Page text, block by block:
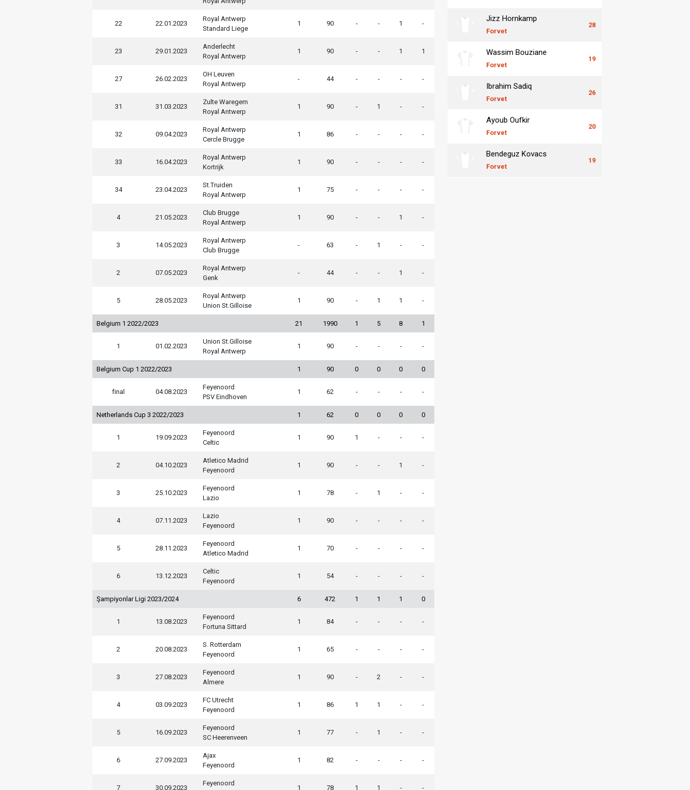
22 22.01.2023
Royal Antwerp
Standard Liege
1 90 - - 1 -
23 29.01.2023
Anderlecht
Royal Antwerp
1 90 - - 1 1
27 26.02.2023
OH Leuven
Royal Antwerp
- 44 - - - -
31 31.03.2023
Zulte Waregem
Royal Antwerp
1 90 - 1 - -
32 09.04.2023
Royal Antwerp
Cercle Brugge
1 86 - - - -
33 16.04.2023
Royal Antwerp
Kortrijk
1 90 - - - -
34 23.04.2023
St.Truiden
Royal Antwerp
1 75 - - - -
4 21.05.2023
Club Brugge
Royal Antwerp
1 90 - - 1 -
3 14.05.2023
Royal Antwerp
Club Brugge
- 63 - 1 - -
2 07.05.2023
Royal Antwerp
Genk
- 44 - - 1 -
5 28.05.2023
Royal Antwerp
Union St.Gilloise
1 90 - 1 1 -
Belgium 1 2022/2023 21 1990 1 5 8 1
1 01.02.2023
Union St.Gilloise
Royal Antwerp
1 90 - - - -
Belgium Cup 1 2022/2023 1 90 0 0 0 0
final 04.08.2023
Feyenoord
PSV Eindhoven
1 62 - - - -
Netherlands Cup 3 2022/2023 1 62 0 0 0 0
1 19.09.2023
Feyenoord
Celtic
1 90 1 - - -
2 04.10.2023
Atletico Madrid
Feyenoord
1 90 - - 1 -
3 25.10.2023
Feyenoord
Lazio
1 78 - 1 - -
4 07.11.2023
Lazio
Feyenoord
1 90 - - - -
5 28.11.2023
Feyenoord
Atletico Madrid
1 70 - - - -
6 13.12.2023
Celtic
Feyenoord
1 54 - - - -
Şampiyonlar Ligi 2023/2024 6 472 1 1 1 0
1 13.08.2023
Feyenoord
Fortuna Sittard
1 84 - - - -
2 20.08.2023
S. Rotterdam
Feyenoord
1 65 - - - -
3 27.08.2023
Feyenoord
Almere
1 90 - 2 - -
4 03.09.2023
FC Utrecht
Feyenoord
1 86 1 1 - -
5 16.09.2023
Feyenoord
SC Heerenveen
1 77 - 1 - -
6 27.09.2023
Ajax
Feyenoord
1 82 - - - -
7 30.09.2023
Feyenoord
1 78 1 1 - -
Jizz Hornkamp
Forvet
28
Wassim Bouziane
Forvet
19
Ibrahim Sadiq
Forvet
26
Ayoub Oufkir
Forvet
20
Bendeguz Kovacs
Forvet
19